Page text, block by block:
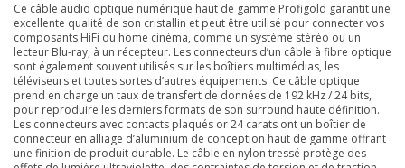
Ce câble audio optique numérique haut de gamme Profigold garantit une
excellente qualité de son cristallin et peut être utilisé pour connecter vos
composants HiFi ou home cinéma, comme un système stéréo ou un
lecteur Blu-ray, à un récepteur. Les connecteurs d’un câble à fibre optique
sont également souvent utilisés sur les boîtiers multimédias, les
téléviseurs et toutes sortes d’autres équipements. Ce câble optique
prend en charge un taux de transfert de données de 192 kHz / 24 bits,
pour reproduire les derniers formats de son surround haute définition.
Les connecteurs avec contacts plaqués or 24 carats ont un boîtier de
connecteur en alliage d’aluminium de conception haut de gamme offrant
une finition de produit durable. Le câble en nylon tressé protège des